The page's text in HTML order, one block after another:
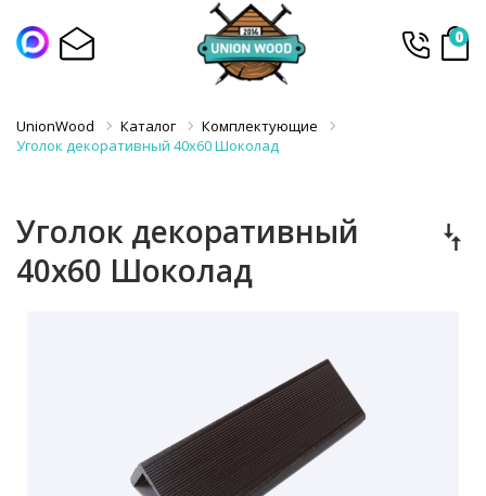
0
UnionWood Каталог
Комплектующие
Уголок декоративный 40х60 Шоколад
Уголок декоративный
40х60 Шоколад